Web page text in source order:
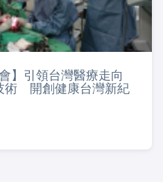
】引領台灣醫療走向
術 開創健康台灣新紀